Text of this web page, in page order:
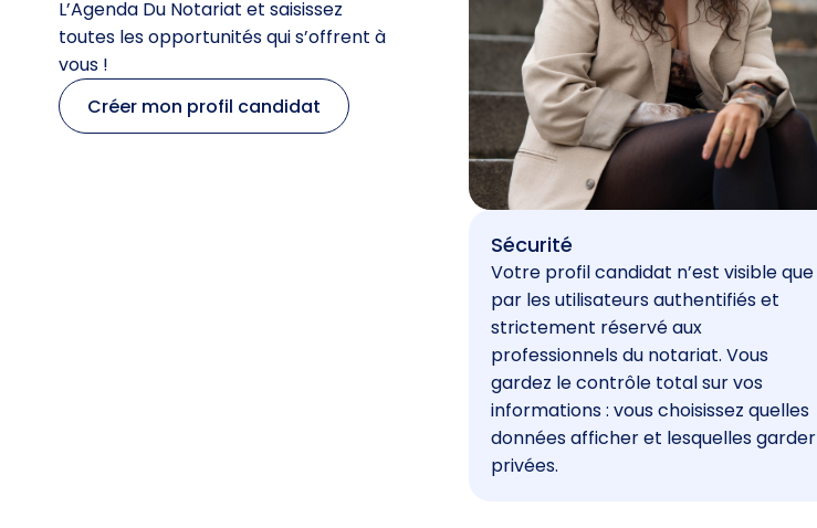
L’Agenda Du Notariat et saisissez
toutes les opportunités qui s’offrent à
vous !
Créer mon profil candidat
Sécurité
Votre profil candidat n’est visible que
par les utilisateurs authentifiés et
strictement réservé aux
professionnels du notariat. Vous
gardez le contrôle total sur vos
informations : vous choisissez quelles
données afficher et lesquelles garder
privées.